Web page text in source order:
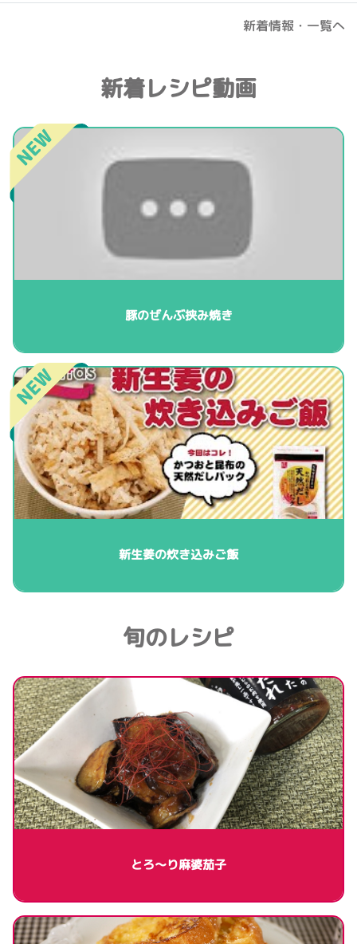
新着情報・一覧へ
新着レシピ動画
豚のぜんぶ挟み焼き
新生姜の炊き込みご飯
旬のレシピ
とろ～り麻婆茄子